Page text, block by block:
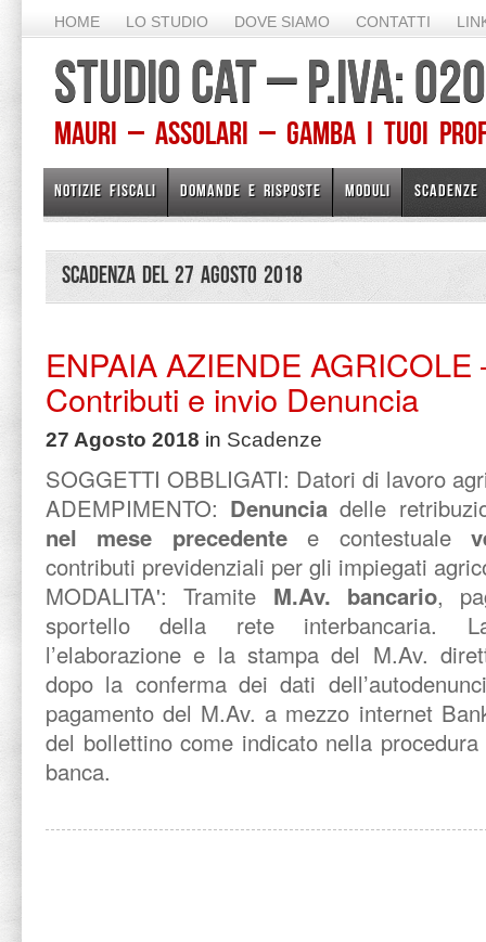
HOME LO STUDIO DOVE SIAMO CONTATTI
STUDIO CAT – P.IVA:
Mauri – Assolari – Gamba I TUOI
NOTIZIE FISCALI DOMANDE E RISPOSTE MODULI SCADENZE
Scadenza del 27 Agosto 2018
ENPAIA AZIENDE AGRICOLE
Contributi e invio Denuncia
27 Agosto 2018 in Scadenze
SOGGETTI OBBLIGATI: Datori di lavoro
ADEMPIMENTO: Denunciadelle
nel mese precedentee contestuale
contributi previdenziali per gli impiegati
MODALITA': Tramite M.Av. bancario,
sportello della rete interbancaria.
l’elaborazione e la stampa del M.Av.
dopo la conferma dei dati
pagamento del M.Av. a mezzo internet
del bollettino come indicato nella
banca.